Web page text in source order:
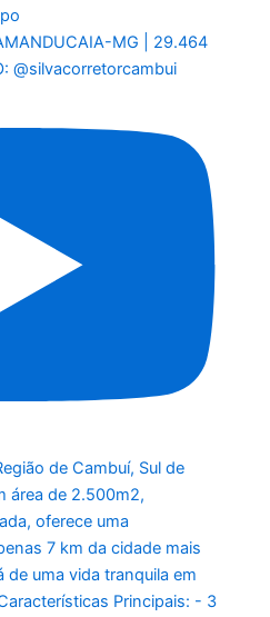
MG | 29.464
@silvacorretorcambui